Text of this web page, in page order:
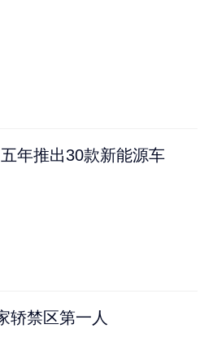
年推出30款新能源车
轿禁区第一人